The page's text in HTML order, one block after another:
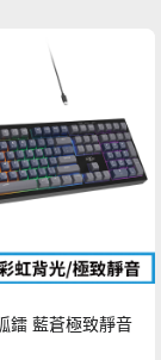
鐳 藍蒼極致靜音